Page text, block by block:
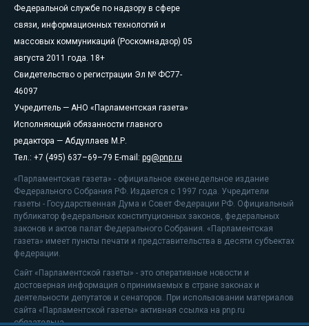
Федеральной службе по надзору в сфере
связи, информационных технологий и
массовых коммуникаций (Роскомнадзор) 05
августа 2011 года. 18+
Свидетельство о регистрации Эл № ФС77-
46097
Учредитель — АНО «Парламентская газета»
Исполняющий обязанности главного
редактора — Абдуллаев М.Р.
Тел.: +7 (495) 637–69–79 E-mail: pg@pnp.ru
«Парламентская газета» - официальное еженедельное издание
Федерального Собрания РФ. Издается с 1997 года. Учредители
газеты - Государственная Дума и Совет Федерации РФ. Официальный
публикатор федеральных конституционных законов, федеральных
законов и актов палат Федерального Собрания. «Парламентская
газета» имеет пункты печати и представительства в десяти субъектах
федерации.
Сайт «Парламентской газеты» - это оперативные новости и
достоверная информация о принимаемых в стране законах и
деятельности депутатов и сенаторов. При использовании материалов
сайта «Парламентской газеты» активная ссылка на pnp.ru
обязательна.